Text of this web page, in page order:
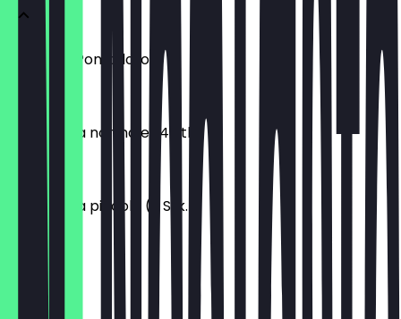
Crema di Pomodoro
5,95 €
Bruschetta normale (4 Stk.)
8,50 €
Bruschetta piccola (2 Stk.)
5,95 €
Pizza Pane